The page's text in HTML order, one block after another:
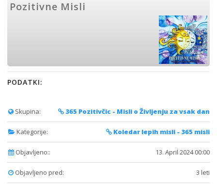
Pozitivne Misli
PODATKI:
Skupina: 365 Pozitivčic - Misli o Življenju za vsak dan
Kategorije: Koledar lepih misli - 365 misli
Objavljeno:: 13. April 2024 00:00
Objavljeno pred: 3 leti